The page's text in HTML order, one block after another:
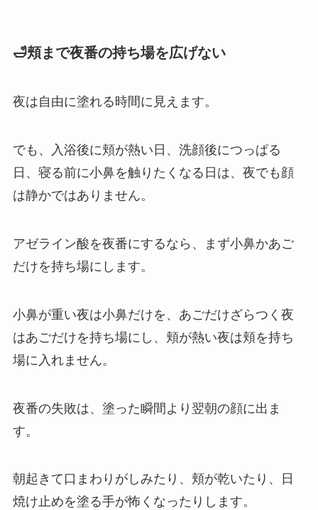
🛁頬まで夜番の持ち場を広げない
夜は自由に塗れる時間に見えます。
でも、入浴後に頬が熱い日、洗顔後につっぱる
日、寝る前に小鼻を触りたくなる日は、夜でも顔
は静かではありません。
アゼライン酸を夜番にするなら、まず小鼻かあご
だけを持ち場にします。
小鼻が重い夜は小鼻だけを、あごだけざらつく夜
はあごだけを持ち場にし、頬が熱い夜は頬を持ち
場に入れません。
夜番の失敗は、塗った瞬間より翌朝の顔に出ま
す。
朝起きて口まわりがしみたり、頬が乾いたり、日
焼け止めを塗る手が怖くなったりします。